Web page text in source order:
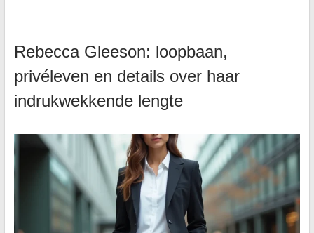
Rebecca Gleeson: loopbaan,
privéleven en details over haar
indrukwekkende lengte